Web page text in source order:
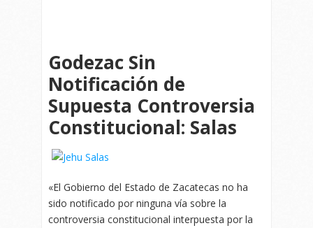
Godezac Sin
Notificación de
Supuesta Controversia
Constitucional: Salas
«El Gobierno del Estado de Zacatecas no ha
sido notificado por ninguna vía sobre la
controversia constitucional interpuesta por la